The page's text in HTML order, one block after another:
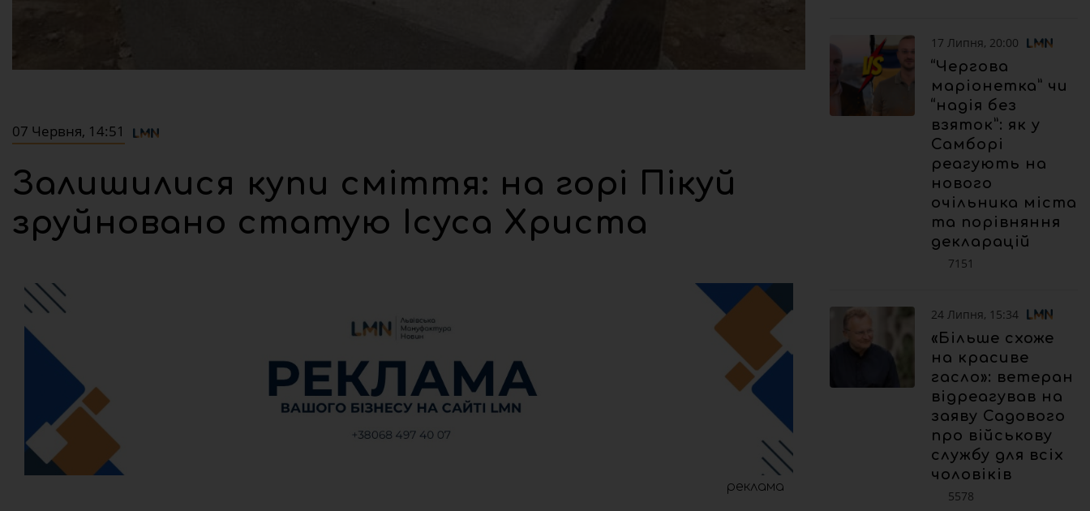
07 Червня, 14:51
Залишилися купи сміття: на горі Пікуй
зруйновано статую Ісуса Христа
реклама
17 Липня, 20:00
“Чергова
маріонетка” чи
“надія без
взяток”: як у
Самборі
реагують на
нового
очільника міста
та порівняння
декларацій
7151
24 Липня, 15:34
«Більше схоже
на красиве
гасло»: ветеран
відреагував на
заяву Садового
про військову
службу для всіх
чоловіків
5578